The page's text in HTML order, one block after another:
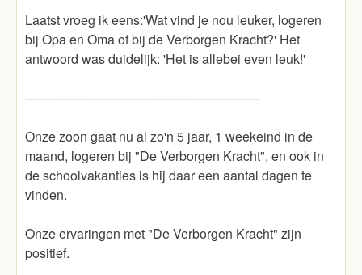
Laatst vroeg ik eens:'Wat vind je nou leuker, logeren
bij Opa en Oma of bij de Verborgen Kracht?' Het
antwoord was duidelijk: 'Het is allebei even leuk!'
----------------------------------------------------------
Onze zoon gaat nu al zo'n 5 jaar, 1 weekeind in de
maand, logeren bij "De Verborgen Kracht", en ook in
de schoolvakanties is hij daar een aantal dagen te
vinden.
Onze ervaringen met "De Verborgen Kracht" zijn
positief.